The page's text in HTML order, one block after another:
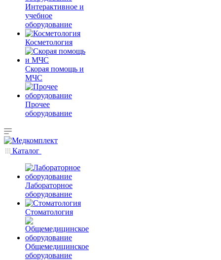
Интерактивное и
учебное
оборудование
Косметология
Скорая помощь и
МЧС
Прочее
оборудование
Каталог
Лабораторное
оборудование
Стоматология
Общемедицинское
оборудование